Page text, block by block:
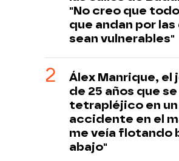
"No creo que
que andan por las
sean vulnerables"
Álex Manrique, el
de 25 años que
tetrapléjico en un
accidente en el
me veía flotando
abajo"